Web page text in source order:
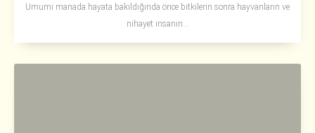
Umumi manada hayata bakıldığında önce bitkilerin sonra hayvanların ve
nihayet insanın...